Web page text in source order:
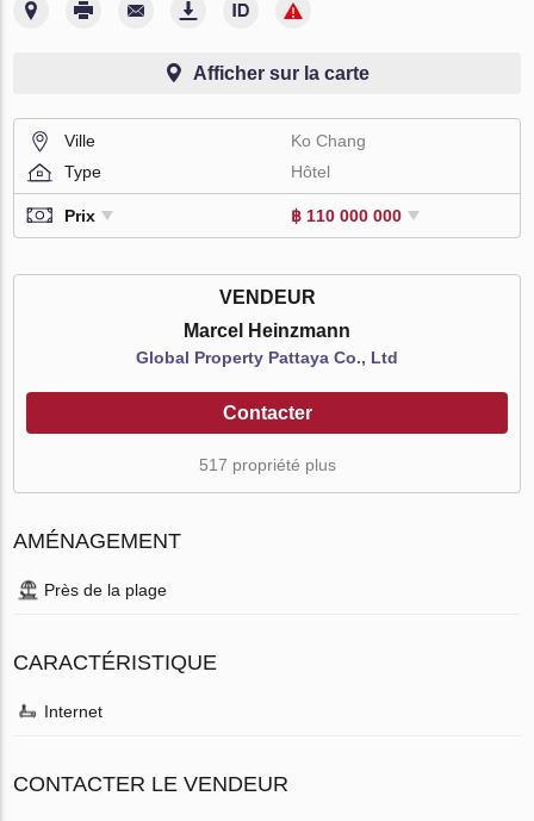
Afficher sur la carte
Ville
Ko Chang
Type
Hôtel
Prix ฿ 110 000 000
VENDEUR
Marcel Heinzmann
Global Property Pattaya Co., Ltd
Contacter
517 propriété plus
AMÉNAGEMENT
Près de la plage
CARACTÉRISTIQUE
Internet
CONTACTER LE VENDEUR